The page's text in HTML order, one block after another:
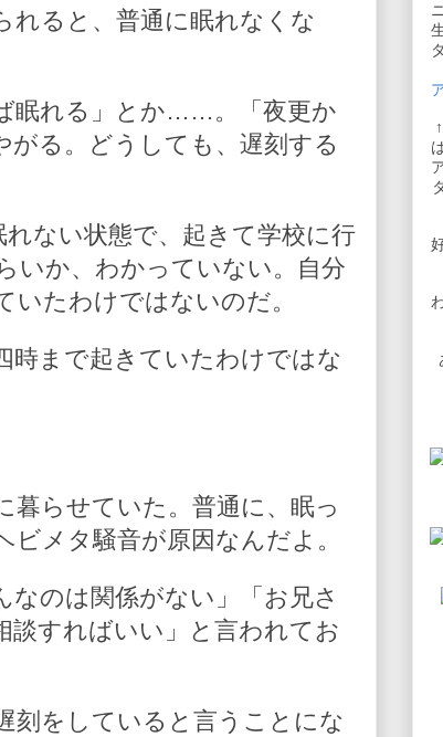
れると、普通に眠れなくな
眠れる」とか……。「夜更か
がる。どうしても、遅刻する
ない状態で、起きて学校に行
いか、わかっていない。自分
たわけではないのだ。
時まで起きていたわけではな
暮らせていた。普通に、眠っ
メタ騒音が原因なんだよ。
のは関係がない」「お兄さ
談すればいい」と言われてお
刻をしていると言うことにな